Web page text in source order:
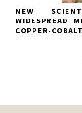
NEW
WIDESPREAD
COPPER-